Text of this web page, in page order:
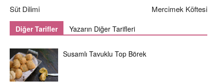
Süt Dilimi Mercimek Köftesi
Diğer Tarifler Yazarın Diğer Tarifleri
Susamlı Tavuklu Top Börek